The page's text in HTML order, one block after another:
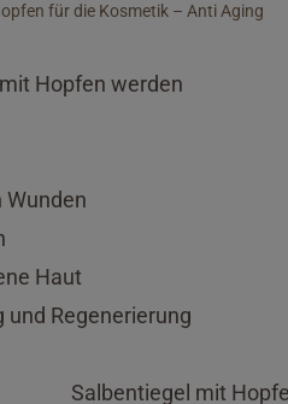
für die Kosmetik – Anti Aging
Hopfen werden
Wunden
Haut
Regenerierung